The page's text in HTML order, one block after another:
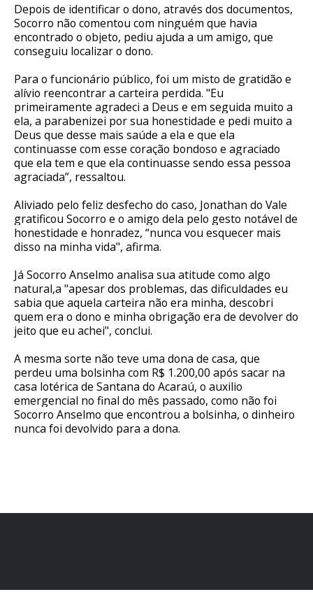
Depois de identificar o dono, através dos documentos,
Socorro não comentou com ninguém que havia
encontrado o objeto, pediu ajuda a um amigo, que
conseguiu localizar o dono.
Para o funcionário público, foi um misto de gratidão e
alívio reencontrar a carteira perdida. "Eu
primeiramente agradeci a Deus e em seguida muito a
ela, a parabenizei por sua honestidade e pedi muito a
Deus que desse mais saúde a ela e que ela
continuasse com esse coração bondoso e agraciado
que ela tem e que ela continuasse sendo essa pessoa
agraciada”, ressaltou.
Aliviado pelo feliz desfecho do caso, Jonathan do Vale
gratificou Socorro e o amigo dela pelo gesto notável de
honestidade e honradez, “nunca vou esquecer mais
disso na minha vida", afirma.
Já Socorro Anselmo analisa sua atitude como algo
natural,a "apesar dos problemas, das dificuldades eu
sabia que aquela carteira não era minha, descobri
quem era o dono e minha obrigação era de devolver do
jeito que eu achei", conclui.
A mesma sorte não teve uma dona de casa, que
perdeu uma bolsinha com R$ 1.200,00 após sacar na
casa lotérica de Santana do Acaraú, o auxilio
emergencial no final do mês passado, como não foi
Socorro Anselmo que encontrou a bolsinha, o dinheiro
nunca foi devolvido para a dona.